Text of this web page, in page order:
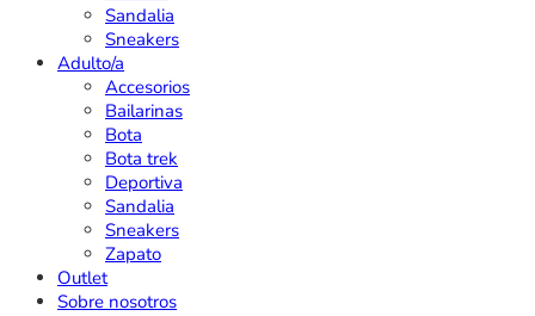
Sandalia
Sneakers
Adulto/a
Accesorios
Bailarinas
Bota
Bota trek
Deportiva
Sandalia
Sneakers
Zapato
Outlet
Sobre nosotros